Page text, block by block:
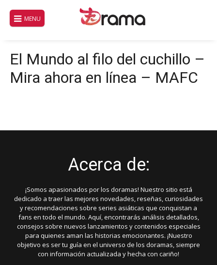
contenido
MENU
El Mundo al filo del cuchillo –
Mira ahora en línea – MAFC
Acerca de:
¡Somos apasionados por los doramas! Nuestro sitio está
dedicado a traer las mejores novedades, reseñas, curiosidades
y recomendaciones sobre series asiáticas que conquistan a
fans en todo el mundo. Aquí, encontrarás análisis detallados,
consejos sobre nuevos lanzamientos y contenidos especiales
para quienes aman las historias emocionantes. ¡Nuestro
objetivo es ser tu guía en el universo de los doramas, siempre
con información actualizada y hecha con cariño!